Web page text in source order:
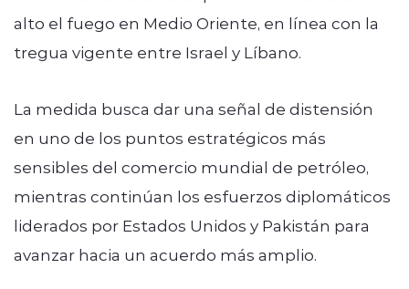
alto el fuego en Medio Oriente, en línea con la
tregua vigente entre Israel y Líbano.
La medida busca dar una señal de distensión
en uno de los puntos estratégicos más
sensibles del comercio mundial de petróleo,
mientras continúan los esfuerzos diplomáticos
liderados por Estados Unidos y Pakistán para
avanzar hacia un acuerdo más amplio.